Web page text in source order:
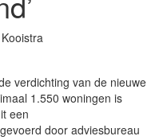
verdichting van de nieuwe
1.550 woningen is
een
door adviesbureau